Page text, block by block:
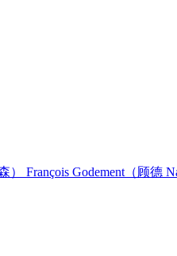
） François Godement（顾德